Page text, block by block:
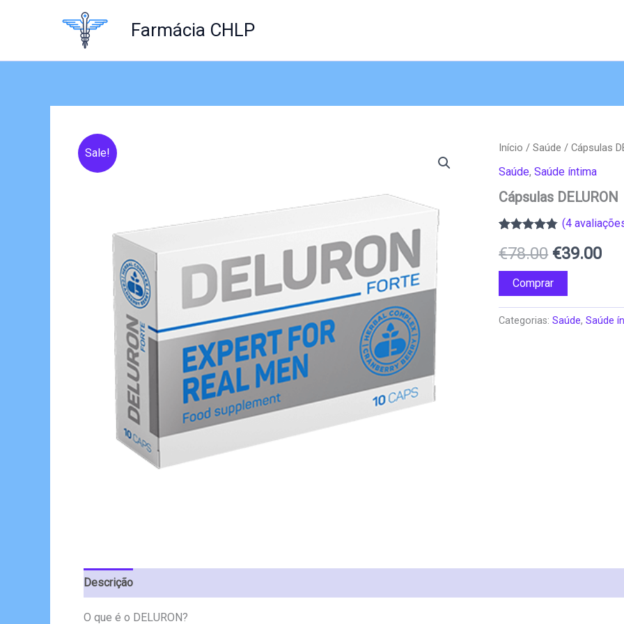
Farmácia CHLP
Sale! Início /Saúde / Cápsulas
Saúde,Saúde íntima
Cápsulas DELURON
com4.75em
5 com base
em
classificações
de clientes
(4
€78.00 O
preço
original
€39.00O
Comprar
Categorias:Saúde,Saúde
Descrição
O que é o DELURON?